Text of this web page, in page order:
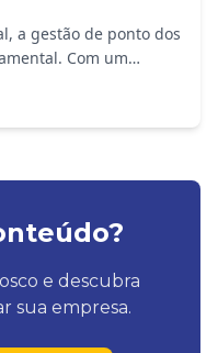
a gestão de ponto dos
Com um
e descubra
sua empresa.